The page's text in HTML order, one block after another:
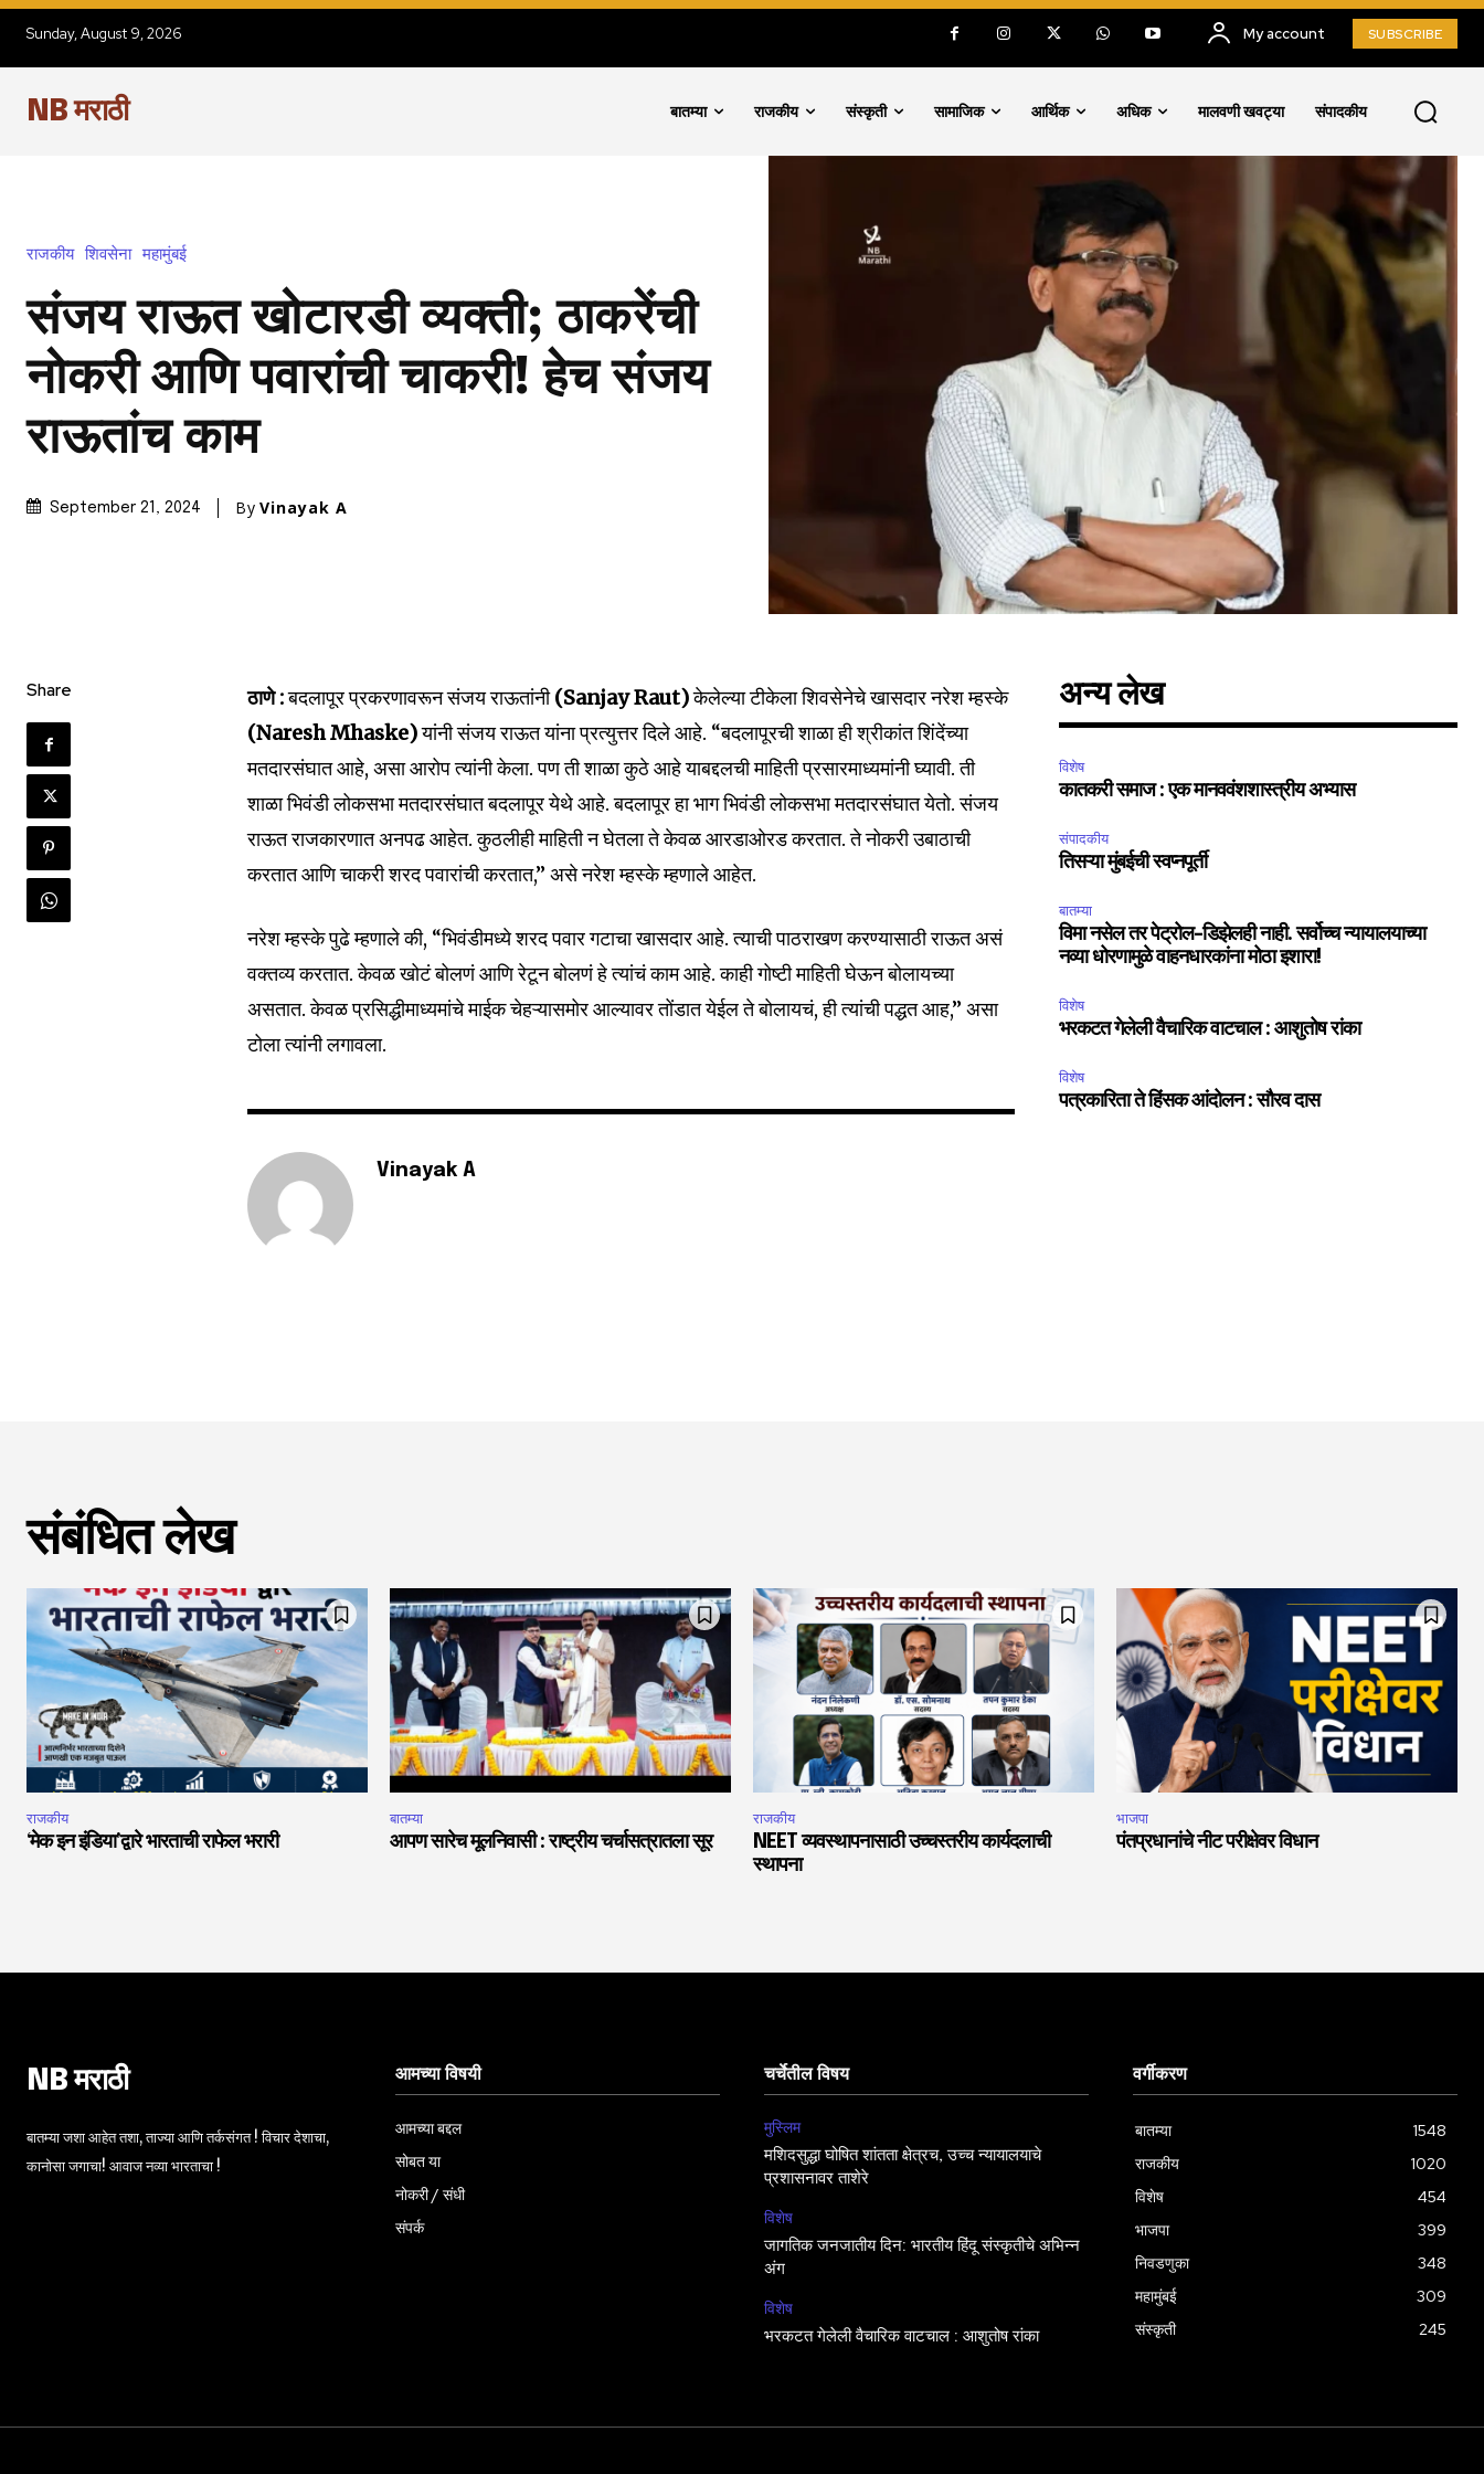
of the conversation.
To subscribe, simply enter your email address on our website or click
the subscribe button below. Don't worry, we respect your privacy and
won't spam your inbox. Your information is safe with us.
I've read and accept the Privacy Policy.
Fans Followers
75
Sunday, August 9, 2026 My account SUBSCRIBE
NB मराठी बातम्या राजकीय संस्कृती सामाजिक आर्थिक अधिक मालवणी खवट्या संपादकीय
राजकीय शिवसेना महामुंबई
संजय राऊत खोटारडी व्यक्ती; ठाकरेंची
नोकरी आणि पवारांची चाकरी! हेच संजय
राऊतांच काम
September 21, 2024 By Vinayak A
Share ठाणे :बदलापूर प्रकरणावरून संजय राऊतांनी(Sanjay Raut)केलेल्या टीकेला शिवसेनेचे खासदार नरेश म्हस्के
(Naresh Mhaske)यांनी संजय राऊत यांना प्रत्युत्तर दिले आहे. “बदलापूरची शाळा ही श्रीकांत शिंदेंच्या
मतदारसंघात आहे, असा आरोप त्यांनी केला. पण ती शाळा कुठे आहे याबद्दलची माहिती प्रसारमाध्यमांनी घ्यावी. ती
शाळा भिवंडी लोकसभा मतदारसंघात बदलापूर येथे आहे. बदलापूर हा भाग भिवंडी लोकसभा मतदारसंघात येतो. संजय
राऊत राजकारणात अनपढ आहेत. कुठलीही माहिती न घेतला ते केवळ आरडाओरड करतात. ते नोकरी उबाठाची
करतात आणि चाकरी शरद पवारांची करतात,” असे नरेश म्हस्के म्हणाले आहेत.
नरेश म्हस्के पुढे म्हणाले की, “भिवंडीमध्ये शरद पवार गटाचा खासदार आहे. त्याची पाठराखण करण्यासाठी राऊत असं
वक्तव्य करतात. केवळ खोटं बोलणं आणि रेटून बोलणं हे त्यांचं काम आहे. काही गोष्टी माहिती घेऊन बोलायच्या
असतात. केवळ प्रसिद्धीमाध्यमांचे माईक चेहऱ्यासमोर आल्यावर तोंडात येईल ते बोलायचं, ही त्यांची पद्धत आह,” असा
टोला त्यांनी लगावला.
Vinayak A
अन्य लेख
विशेष
कातकरी समाज : एक मानववंशशास्त्रीय अभ्यास
संपादकीय
तिसऱ्या मुंबईची स्वप्नपूर्ती
बातम्या
विमा नसेल तर पेट्रोल-डिझेलही नाही. सर्वोच्च न्यायालयाच्या
नव्या धोरणामुळे वाहनधारकांना मोठा इशारा!
विशेष
भरकटत गेलेली वैचारिक वाटचाल : आशुतोष रांका
विशेष
पत्रकारिता ते हिंसक आंदोलन : सौरव दास
संबंधित लेख
राजकीय
‘मेक इन इंडिया’द्वारे भारताची राफेल भरारी
बातम्या
आपण सारेच मूलनिवासी : राष्ट्रीय चर्चासत्रातला सूर
राजकीय
NEET व्यवस्थापनासाठी उच्चस्तरीय कार्यदलाची
स्थापना
भाजपा
पंतप्रधानांचे नीट परीक्षेवर विधान
NB मराठी
बातम्या जशा आहेत तशा, ताज्या आणि तर्कसंगत ! विचार देशाचा,
कानोसा जगाचा! आवाज नव्या भारताचा !
आमच्या विषयी
आमच्या बद्दल
सोबत या
नोकरी / संधी
संपर्क
चर्चेतील विषय
मुस्लिम
मशिदसुद्धा घोषित शांतता क्षेत्रच, उच्च न्यायालयाचे
प्रशासनावर ताशेरे
विशेष
जागतिक जनजातीय दिन: भारतीय हिंदू संस्कृतीचे अभिन्न
अंग
विशेष
भरकटत गेलेली वैचारिक वाटचाल : आशुतोष रांका
वर्गीकरण
बातम्या
1548
राजकीय
1020
विशेष
454
भाजपा
399
निवडणुका
348
महामुंबई
309
संस्कृती
245